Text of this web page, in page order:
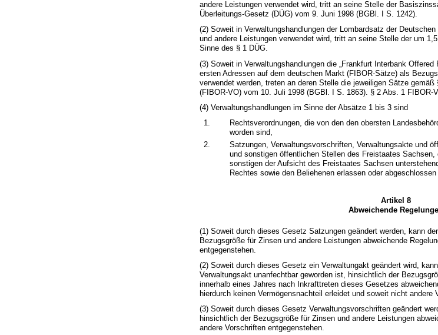
andere Leistungen verwendet wird, tritt an seine Stelle der
Überleitungs-Gesetz (DÜG) vom 9. Juni 1998 (BGBl. I S. 1242).
(2) Soweit in Verwaltungshandlungen der Lombardsatz der
und andere Leistungen verwendet wird, tritt an seine Stelle der um
Sinne des § 1 DÜG.
(3) Soweit in Verwaltungshandlungen die „Frankfurt Interbank
ersten Adressen auf dem deutschen Markt (FIBOR-Sätze) als
verwendet werden, treten an deren Stelle die jeweiligen Sätze gemäß
(FIBOR-VO) vom 10. Juli 1998 (BGBl. I S. 1863). § 2 Abs. 1 FIBOR-
(4) Verwaltungshandlungen im Sinne der Absätze 1 bis 3 sind
1.
Rechtsverordnungen, die von den den obersten
worden sind,
2.
Satzungen, Verwaltungsvorschriften, Verwaltungsakte und
und sonstigen öffentlichen Stellen des Freistaates
sonstigen der Aufsicht des Freistaates Sachsen
Rechtes sowie den Beliehenen erlassen oder
Artikel 8
Abweichende
(1) Soweit durch dieses Gesetz Satzungen geändert werden, kann
Bezugsgröße für Zinsen und andere Leistungen abweichende
entgegenstehen.
(2) Soweit durch dieses Gesetz ein Verwaltungakt geändert wird,
Verwaltungsakt unanfechtbar geworden ist, hinsichtlich der
innerhalb eines Jahres nach Inkrafttreten dieses Gesetzes
hierdurch keinen Vermögensnachteil erleidet und soweit nicht andere
(3) Soweit durch dieses Gesetz Verwaltungsvorschriften geändert
hinsichtlich der Bezugsgröße für Zinsen und andere Leistungen
andere Vorschriften entgegenstehen.